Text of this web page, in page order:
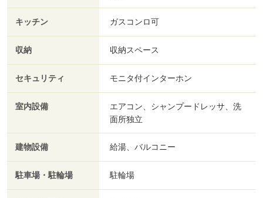
キッチン ガスコンロ可
収納 収納スペース
セキュリティ モニタ付インターホン
室内設備
エアコン、シャンプードレッサ、洗
面所独立
建物設備 給湯、バルコニー
駐車場・駐輪場 駐輪場